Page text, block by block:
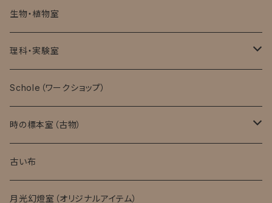
生物・植物室
理科・実験室
モバイル顕微鏡
実験消耗品
キット・完成品
Schole（ワークショップ）
時の標本室（古物）
ローマングラス
古い布
月光幻燈室（オリジナルアイテム）